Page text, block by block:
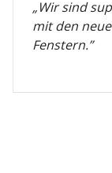
„Wir sind
mit den
Fenstern.”